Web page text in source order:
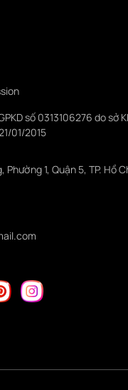
số 0313106276 do sở
01/2015
Phường 1, Quận 5, TP. Hồ